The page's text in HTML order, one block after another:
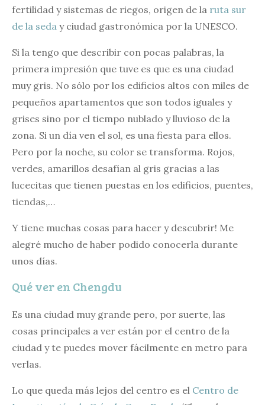
fertilidad y sistemas de riegos, origen de la ruta sur
de la seda y ciudad gastronómica por la UNESCO.
Si la tengo que describir con pocas palabras, la
primera impresión que tuve es que es una ciudad
muy gris. No sólo por los edificios altos con miles de
pequeños apartamentos que son todos iguales y
grises sino por el tiempo nublado y lluvioso de la
zona. Si un día ven el sol, es una fiesta para ellos.
Pero por la noche, su color se transforma. Rojos,
verdes, amarillos desafían al gris gracias a las
lucecitas que tienen puestas en los edificios, puentes,
tiendas,…
Y tiene muchas cosas para hacer y descubrir! Me
alegré mucho de haber podido conocerla durante
unos días.
Qué ver en Chengdu
Es una ciudad muy grande pero, por suerte, las
cosas principales a ver están por el centro de la
ciudad y te puedes mover fácilmente en metro para
verlas.
Lo que queda más lejos del centro es el Centro de